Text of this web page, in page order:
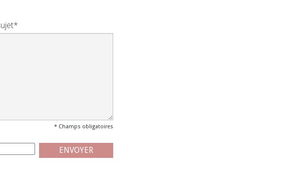
* Champs obligatoires